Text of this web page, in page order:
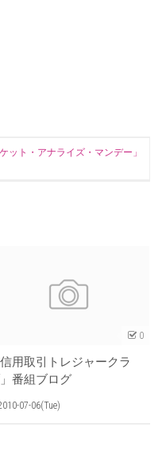
ット・アナライズ・マンデー」
0
信用取引トレジャークラ
番組ブログ
07-06(Tue)